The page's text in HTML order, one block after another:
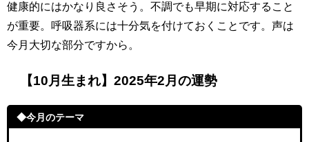
健康的にはかなり良さそう。不調でも早期に対応すること
が重要。呼吸器系には十分気を付けておくことです。声は
今月大切な部分ですから。
【10月生まれ】2025年2月の運勢
◆今月のテーマ